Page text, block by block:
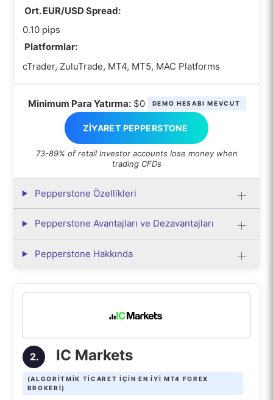
Ort. EUR/USD Spread:
0.10 pips
Platformlar:
cTrader, ZuluTrade, MT4, MT5, MAC Platforms
Minimum Para Yatırma:$0 DEMO HESABI MEVCUT
ZIYARET PEPPERSTONE
73-89% of retail investor accounts lose money when
trading CFDs
Pepperstone Özellikleri
Pepperstone Avantajları ve Dezavantajları
Pepperstone Hakkında
2. IC Markets
(ALGORITMIK TICARET IÇIN EN IYI MT4 FOREX
BROKERI)